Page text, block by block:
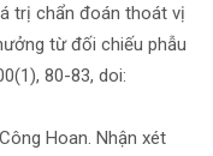
trị chẩn đoán thoát vị
từ đối chiếu phẫu
80-83, doi:
Hoan. Nhận xét